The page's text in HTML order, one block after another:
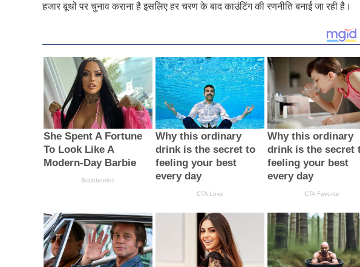
हजार बूथों पर चुनाव कराना है इसलिए हर चरण के बाद काउंटिंग की रणनीति बनाई जा रही है।